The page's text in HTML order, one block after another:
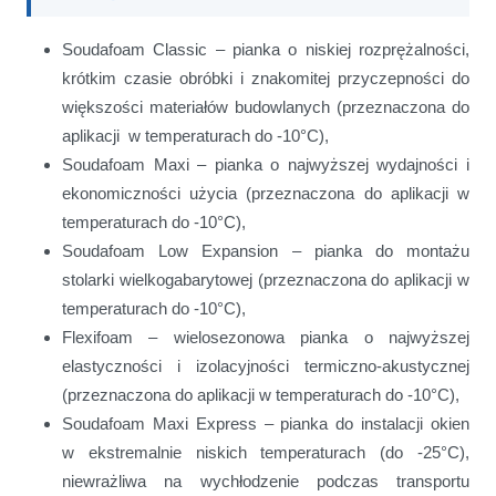
Soudafoam Classic – pianka o niskiej rozprężalności,
krótkim czasie obróbki i znakomitej przyczepności do
większości materiałów budowlanych (przeznaczona do
aplikacji w temperaturach do -10°C),
Soudafoam Maxi – pianka o najwyższej wydajności i
ekonomiczności użycia (przeznaczona do aplikacji w
temperaturach do -10°C),
Soudafoam Low Expansion – pianka do montażu
stolarki wielkogabarytowej (przeznaczona do aplikacji w
temperaturach do -10°C),
Flexifoam – wielosezonowa pianka o najwyższej
elastyczności i izolacyjności termiczno-akustycznej
(przeznaczona do aplikacji w temperaturach do -10°C),
Soudafoam Maxi Express – pianka do instalacji okien
w ekstremalnie niskich temperaturach (do -25°C),
niewrażliwa na wychłodzenie podczas transportu